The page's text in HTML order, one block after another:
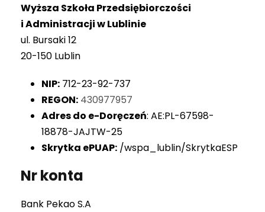
Wyższa Szkoła Przedsiębiorczości
i Administracji w Lublinie
ul. Bursaki 12
20-150 Lublin
NIP: 712-23-92-737
REGON: 430977957
Adres do e-Doręczeń: AE:PL-67598-
18878-JAJTW-25
Skrytka ePUAP: /wspa_lublin/SkrytkaESP
Nr konta
Bank Pekao S.A